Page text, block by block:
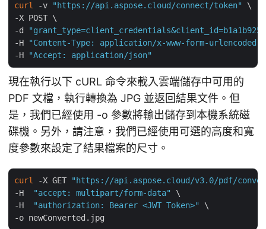
curl -v "https://api.aspose.cloud/connect/token"
\
-X POST \
-d
"grant_type=client_credentials&client_id=b1a1b925-
-H
"Content-Type: application/x-www-form-urlencoded"
-H
"Accept: application/json"
現在執行以下 cURL 命令來載入雲端儲存中可用的
PDF 文檔，執行轉換為 JPG 並返回結果文件。但
是，我們已經使用 -o 參數將輸出儲存到本機系統磁
碟機。另外，請注意，我們已經使用可選的高度和寬
度參數來設定了結果檔案的尺寸。
curl -X GET
"https://api.aspose.cloud/v3.0/pdf/
-H
"accept: multipart/form-data"
\
-H
"authorization: Bearer <JWT Token>"
\